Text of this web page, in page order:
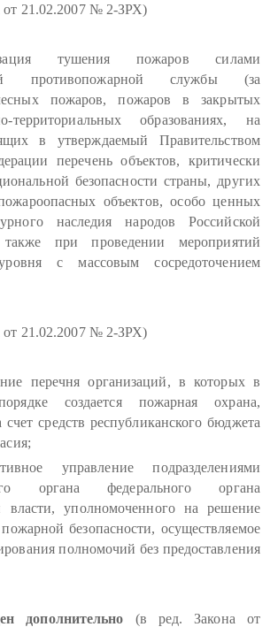
от 21.02.2007 № 2-ЗРХ)
тушения пожаров силами
противопожарной службы (за
пожаров, пожаров в закрытых
территориальных образованиях, на
в утверждаемый Правительством
перечень объектов, критически
безопасности страны, других
объектов, особо ценных
наследия народов Российской
при проведении мероприятий
с массовым сосредоточением
от 21.02.2007 № 2-ЗРХ)
перечня организаций, в которых в
создается пожарная охрана,
счет средств республиканского бюджета
управление подразделениями
органа федерального органа
власти, уполномоченного на решение
безопасности, осуществляемое
полномочий без предоставления
дополнительно (в ред. Закона от